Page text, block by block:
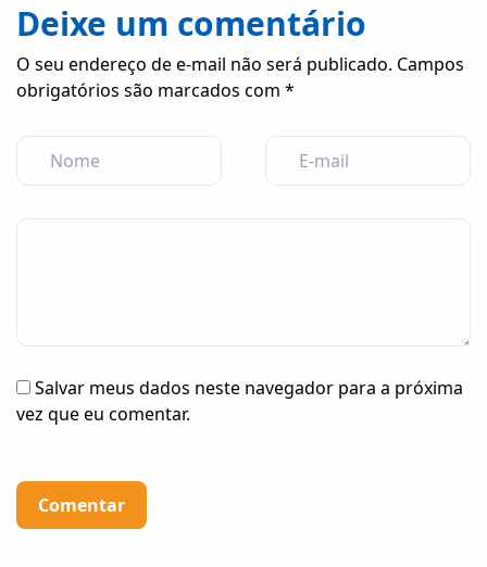
Deixe um comentário
O seu endereço de e-mail não será publicado. Campos
obrigatórios são marcados com *
Salvar meus dados neste navegador para a próxima
vez que eu comentar.